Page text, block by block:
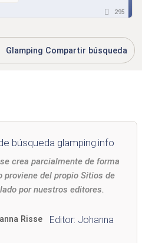
295
Glamping Compartir búsqueda
búsqueda glamping.info
crea parcialmente de forma
proviene del propio Sitios de
por nuestros editores.
Editor: Johanna